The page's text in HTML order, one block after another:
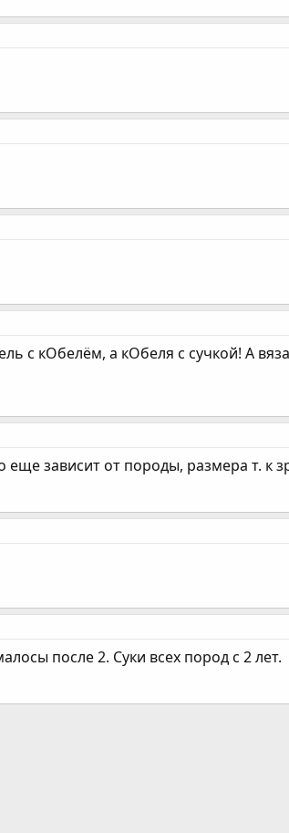
с кОбелём, а кОбеля с сучкой! А
еще зависит от породы, размера т. к
после 2. Суки всех пород с 2 лет.